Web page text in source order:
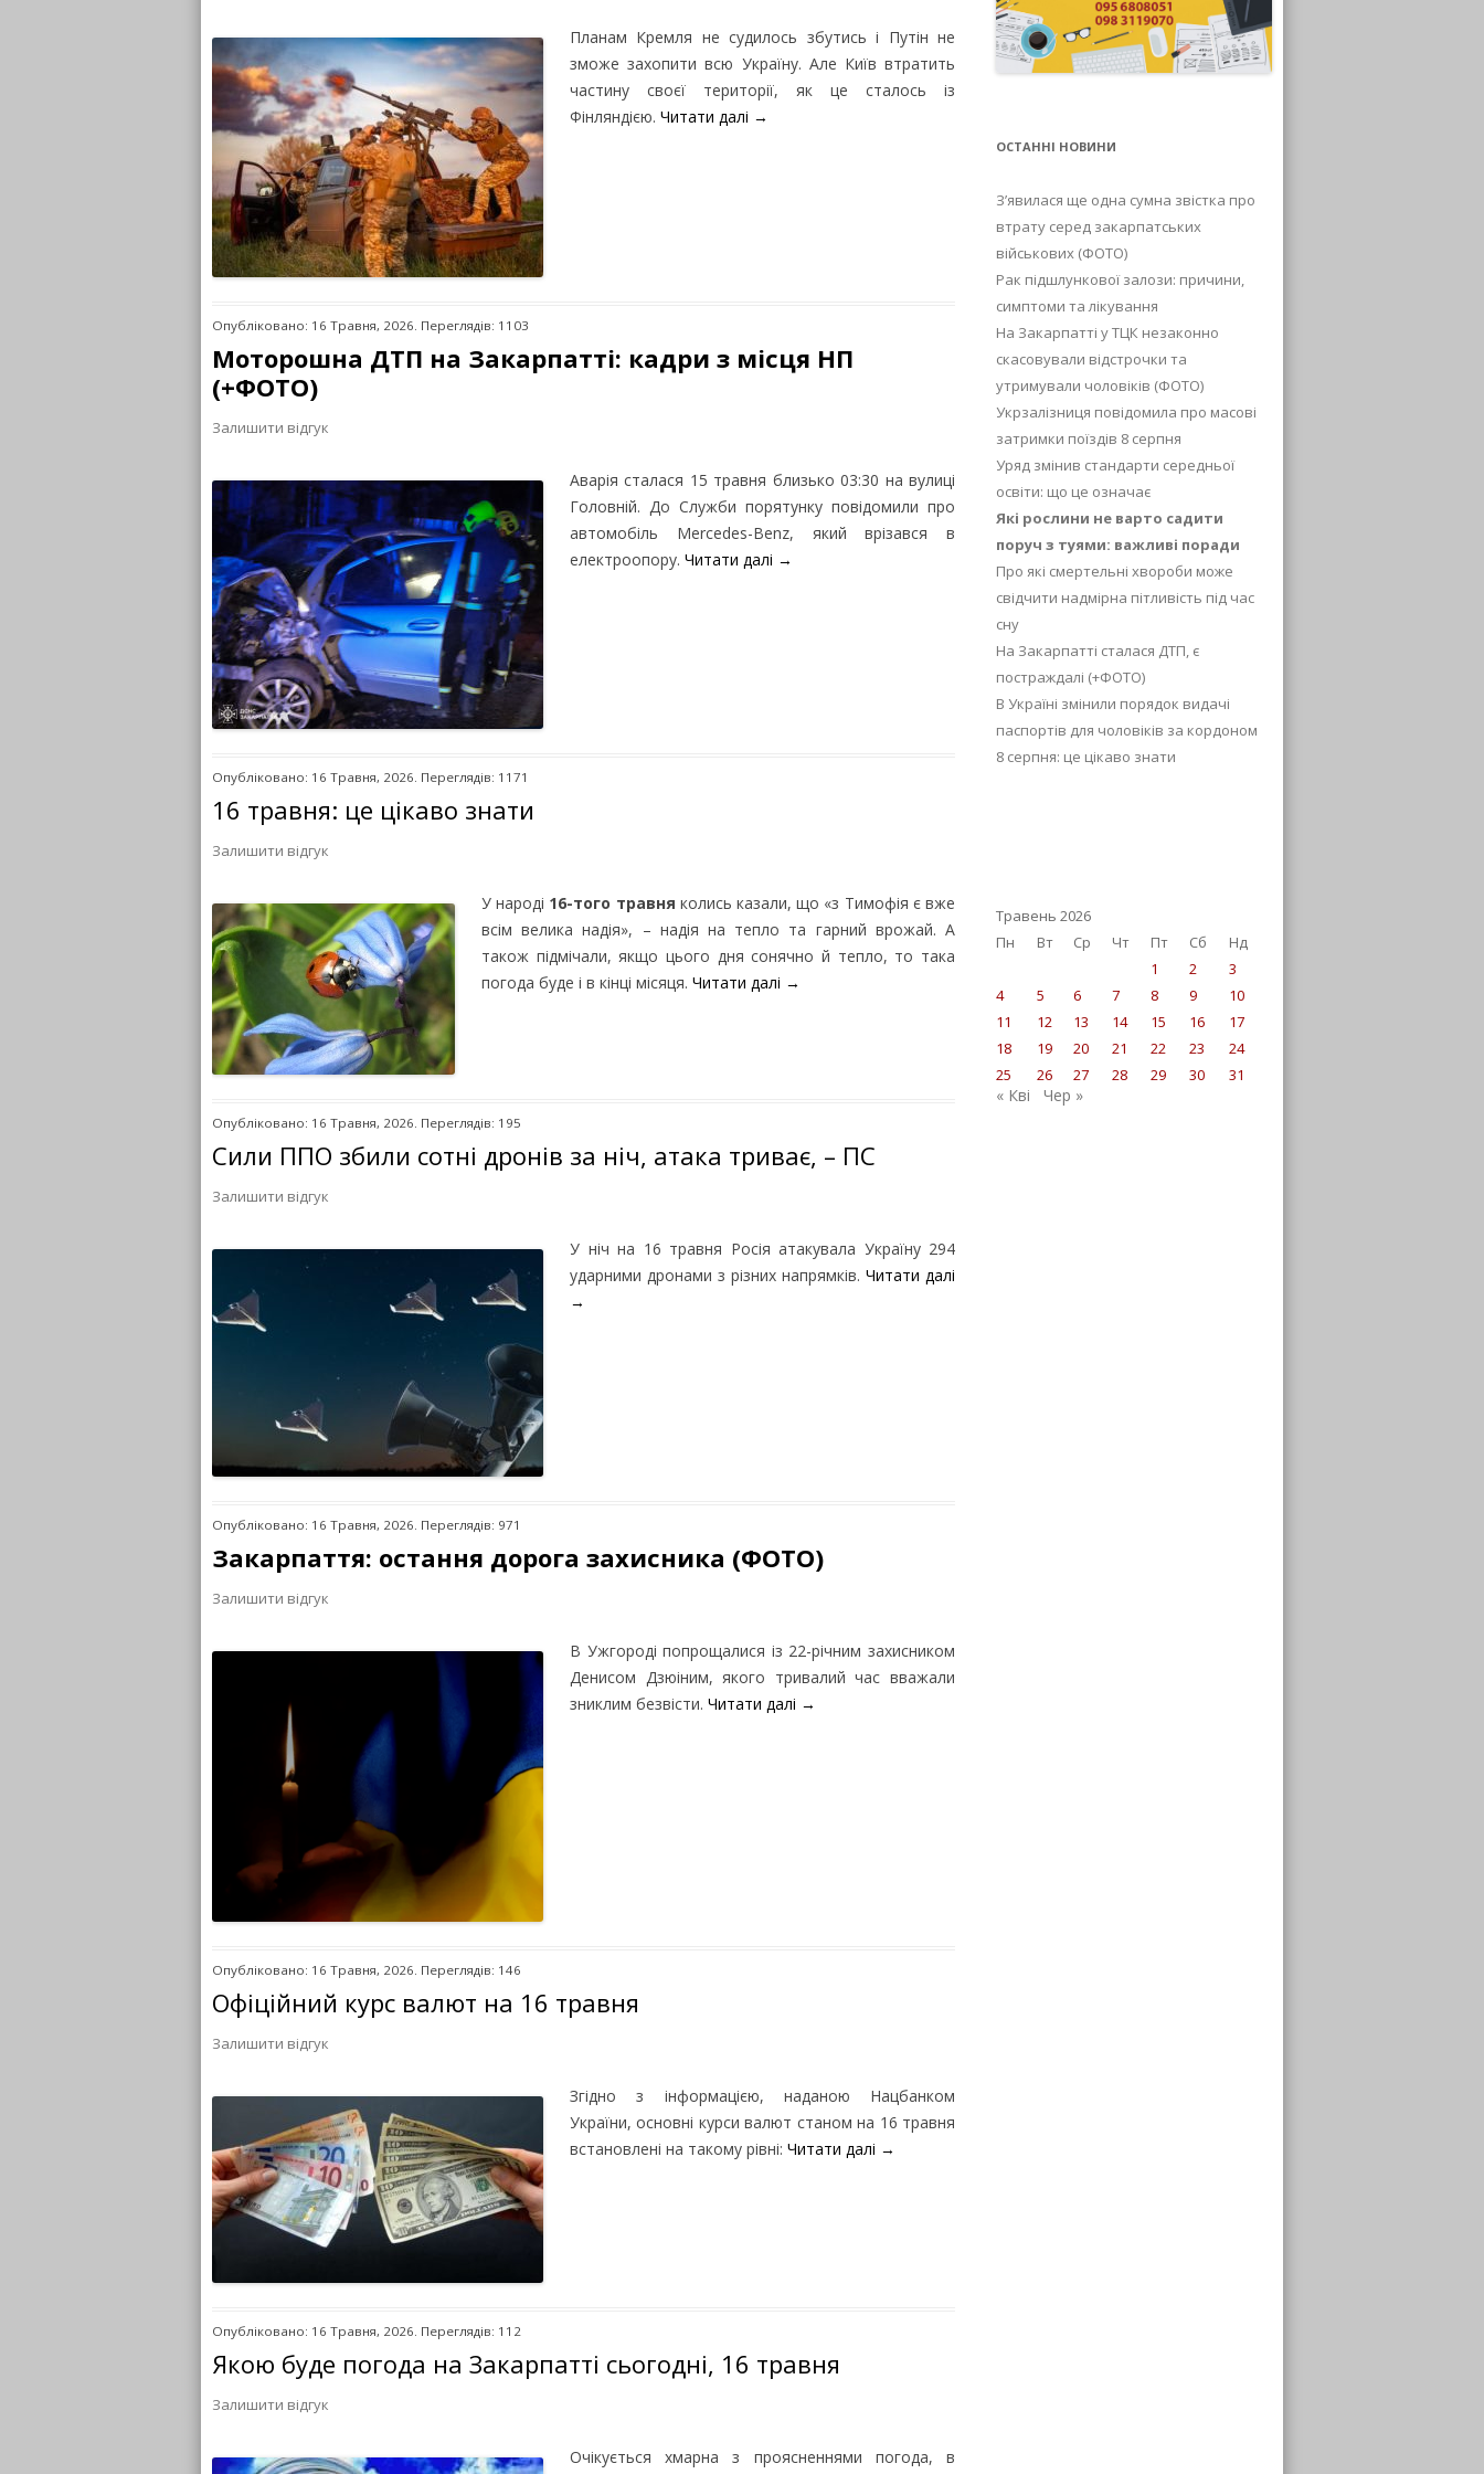
Планам Кремля не судилось збутись і Путін не
зможе захопити всю Україну. Але Київ втратить
частину своєї території, як це сталось із
Фінляндією. Читати далі →
Опубліковано: 16 Травня, 2026. Переглядів: 1103
Моторошна ДТП на Закарпатті: кадри з місця НП
(+ФОТО)
Залишити відгук
Аварія сталася 15 травня близько 03:30 на вулиці
Головній. До Служби порятунку повідомили про
автомобіль Mercedes-Benz, який врізався в
електроопору. Читати далі →
Опубліковано: 16 Травня, 2026. Переглядів: 1171
16 травня: це цікаво знати
Залишити відгук
У народі 16-того травня колись казали, що «з Тимофія є вже
всім велика надія», – надія на тепло та гарний врожай. А
також підмічали, якщо цього дня сонячно й тепло, то така
погода буде і в кінці місяця. Читати далі →
Опубліковано: 16 Травня, 2026. Переглядів: 195
Сили ППО збили сотні дронів за ніч, атака триває, – ПС
Залишити відгук
У ніч на 16 травня Росія атакувала Україну 294
ударними дронами з різних напрямків. Читати далі
→
Опубліковано: 16 Травня, 2026. Переглядів: 971
Закарпаття: остання дорога захисника (ФОТО)
Залишити відгук
В Ужгороді попрощалися із 22-річним захисником
Денисом Дзюіним, якого тривалий час вважали
зниклим безвісти. Читати далі →
Опубліковано: 16 Травня, 2026. Переглядів: 146
Офіційний курс валют на 16 травня
Залишити відгук
Згідно з інформацією, наданою Нацбанком
України, основні курси валют станом на 16 травня
встановлені на такому рівні: Читати далі →
Опубліковано: 16 Травня, 2026. Переглядів: 112
Якою буде погода на Закарпатті сьогодні, 16 травня
Залишити відгук
Очікується хмарна з проясненнями погода, в
ОСТАННІ НОВИНИ
З’явилася ще одна сумна звістка про
втрату серед закарпатських
військових (ФОТО)
Рак підшлункової залози: причини,
симптоми та лікування
На Закарпатті у ТЦК незаконно
скасовували відстрочки та
утримували чоловіків (ФОТО)
Укрзалізниця повідомила про масові
затримки поїздів 8 серпня
Уряд змінив стандарти середньої
освіти: що це означає
Які рослини не варто садити
поруч з туями: важливі поради
Про які смертельні хвороби може
свідчити надмірна пітливість під час
сну
На Закарпатті сталася ДТП, є
постраждалі (+ФОТО)
В Україні змінили порядок видачі
паспортів для чоловіків за кордоном
8 серпня: це цікаво знати
Травень 2026
Пн
Вт Ср Чт Пт Сб
Нд
1
2
3
4
5 6 7 8 9
10
11
12 13 14 15 16
17
18
19 20 21 22 23
24
25
26 27 28 29 30 31
« Кві Чер »